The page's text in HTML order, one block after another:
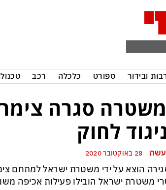
ובידור ספורט כלכלה רכב
סגרה
לחוק
עשת
הוצא על ידי משטרת ישראל למתחם
משטרת ישראל הובילו פעילות אכיפה